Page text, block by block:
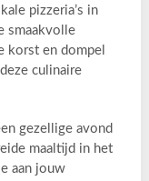
pizzeria’s in
smaakvolle
korst en dompel
culinaire
gezellige avond
maaltijd in het
aan jouw